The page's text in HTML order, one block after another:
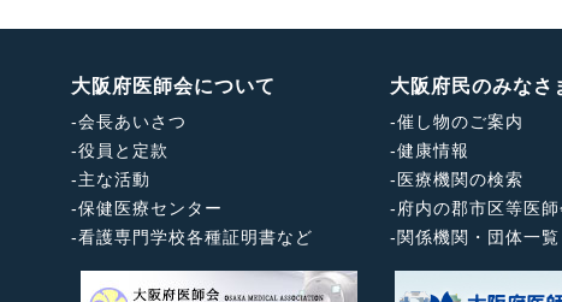
大阪府医師会について
-会長あいさつ
-役員と定款
-主な活動
-保健医療センター
-看護専門学校各種証明書など
大阪府民のみなさ
-催し物のご案内
-健康情報
- 医療機関の検索
-府内の郡市区等医
-関係機関・団体一覧